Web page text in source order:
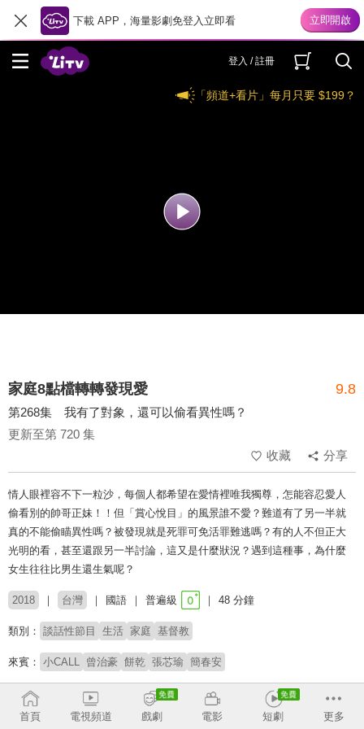
下載 APP，海量影劇免登入立即看
登入 / 註冊
「頻道+看片」每月只要 $199？
家庭8點檔轉轉發現愛 9.8
第268集 我有了對象，還可以偷看異性嗎？
更新至第 720 集
收藏
分享
情人眼裡容不下一粒沙，每個人都希望在愛情裡唯我獨尊，怎能容忍愛人
偷看別的帥哥正妹！！但「賞心悅目」的風景誰不愛？難道有了另一半就
真的不能偷瞄異性嗎？被發現就是死罪可免活罪難逃嗎？有的人不但正大
光明的看，甚至還跟另一半討論，這又是什麼狀況？遇到這種事，為什麼
女生往往比男生還生氣呢？
2018 台灣 國語 普遍級 48 分鐘
類別： 談話性節目 生活 家庭 基督教
來賓： 小CALL 曾治豪 餅乾 張芯瑜 簡春安
主持：
首頁 電視頻道 戲劇 電影 短劇 更多